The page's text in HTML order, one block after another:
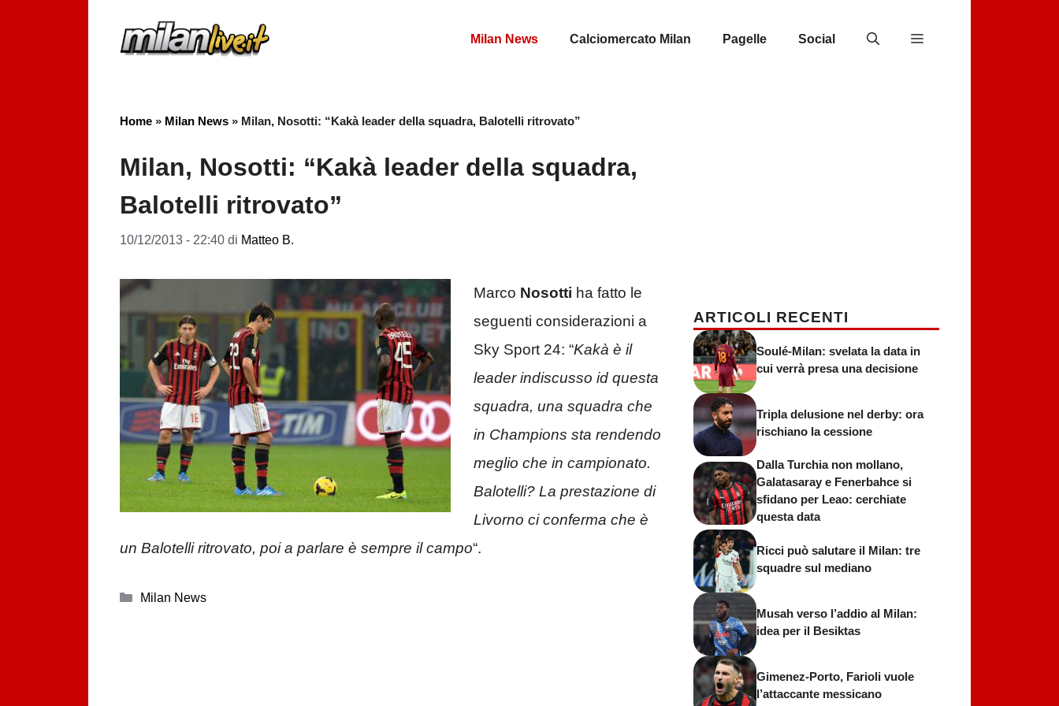
Milan News Calciomercato Milan Pagelle Social
Home » Milan News » Milan, Nosotti: “Kakà leader della squadra, Balotelli ritrovato”
Milan, Nosotti: “Kakà leader della squadra,
Balotelli ritrovato”
10/12/2013 - 22:40 di Matteo B.
Marco Nosotti ha fatto le
seguenti considerazioni a
Sky Sport 24: “Kakà è il
leader indiscusso id questa
squadra, una squadra che
in Champions sta rendendo
meglio che in campionato.
Balotelli? La prestazione di
Livorno ci conferma che è
un Balotelli ritrovato, poi a parlare è sempre il campo“.
Categorie
Milan News
ARTICOLI RECENTI
Soulé-Milan: svelata la data in
cui verrà presa una decisione
Tripla delusione nel derby: ora
rischiano la cessione
Dalla Turchia non mollano,
Galatasaray e Fenerbahce si
sfidano per Leao: cerchiate
questa data
Ricci può salutare il Milan: tre
squadre sul mediano
Musah verso l’addio al Milan:
idea per il Besiktas
Gimenez-Porto, Farioli vuole
l’attaccante messicano